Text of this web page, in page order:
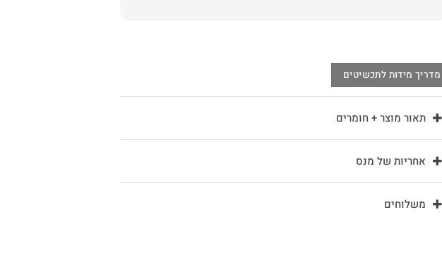
מדריך מידות לתכשיטים
תאור מוצר + חומרים
אחריות של מנס
משלוחים